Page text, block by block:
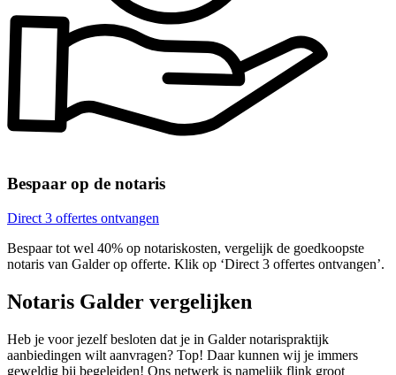
Bespaar op de notaris
Direct 3 offertes ontvangen
Bespaar tot wel 40% op notariskosten, vergelijk de goedkoopste
notaris van Galder op offerte. Klik op ‘Direct 3 offertes ontvangen’.
Notaris Galder vergelijken
Heb je voor jezelf besloten dat je in Galder notarispraktijk
aanbiedingen wilt aanvragen? Top! Daar kunnen wij je immers
geweldig bij begeleiden! Ons netwerk is namelijk flink groot